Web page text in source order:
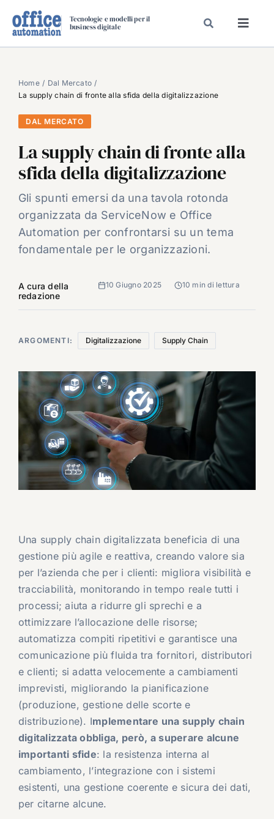
Tecnologie e modelli per il
business digitale
SPECIAL PAPER
TAVOLE ROTONDE DI REDAZIONE
DAL MERCATO
CARRIERE
VIDEO
EVENTI
CHI SIAMO
Home
Dal Mercato
La supply chain di fronte alla sfida della digitalizzazione
DAL MERCATO
La supply chain di fronte alla
sfida della digitalizzazione
Gli spunti emersi da una tavola rotonda
organizzata da ServiceNow e Office
Automation per confrontarsi su un tema
fondamentale per le organizzazioni.
A cura della
redazione
10 Giugno 2025 10 min di lettura
ARGOMENTI: Digitalizzazione Supply Chain
Una supply chain digitalizzata beneficia di una
gestione più agile e reattiva, creando valore sia
per l’azienda che per i clienti: migliora visibilità e
tracciabilità, monitorando in tempo reale tutti i
processi; aiuta a ridurre gli sprechi e a
ottimizzare l’allocazione delle risorse;
automatizza compiti ripetitivi e garantisce una
comunicazione più fluida tra fornitori, distributori
e clienti; si adatta velocemente a cambiamenti
imprevisti, migliorando la pianificazione
(produzione, gestione delle scorte e
distribuzione). Implementare una supply chain
digitalizzata obbliga, però, a superare alcune
importanti sfide: la resistenza interna al
cambiamento, l’integrazione con i sistemi
esistenti, una gestione coerente e sicura dei dati,
per citarne alcune.